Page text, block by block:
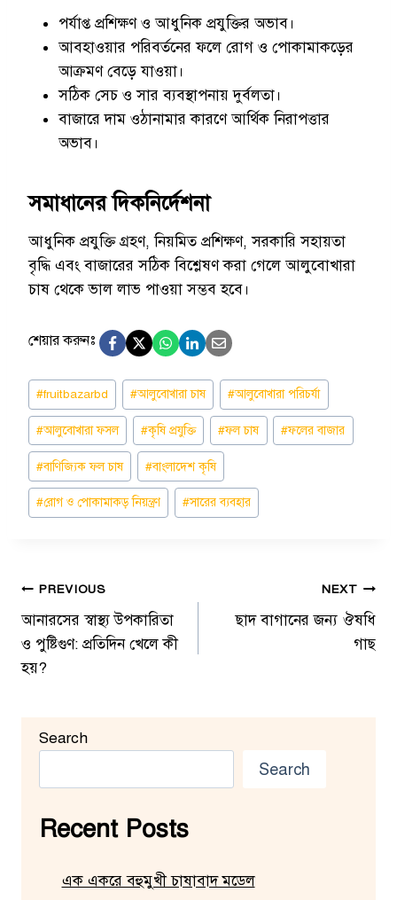
পর্যাপ্ত প্রশিক্ষণ ও আধুনিক প্রযুক্তির অভাব।
আবহাওয়ার পরিবর্তনের ফলে রোগ ও পোকামাকড়ের
আক্রমণ বেড়ে যাওয়া।
সঠিক সেচ ও সার ব্যবস্থাপনায় দুর্বলতা।
বাজারে দাম ওঠানামার কারণে আর্থিক নিরাপত্তার
অভাব।
সমাধানের দিকনির্দেশনা
আধুনিক প্রযুক্তি গ্রহণ, নিয়মিত প্রশিক্ষণ, সরকারি সহায়তা
বৃদ্ধি এবং বাজারের সঠিক বিশ্লেষণ করা গেলে আলুবোখারা
চাষ থেকে ভাল লাভ পাওয়া সম্ভব হবে।
শেয়ার করুনঃ
Post
Tags:
#fruitbazarbd #আলুবোখারা চাষ #আলুবোখারা পরিচর্যা
#আলুবোখারা ফসল #কৃষি প্রযুক্তি #ফল চাষ #ফলের বাজার
#বাণিজ্যিক ফল চাষ #বাংলাদেশ কৃষি
#রোগ ও পোকামাকড় নিয়ন্ত্রণ #সারের ব্যবহার
Post
navigation
PREVIOUS
আনারসের স্বাস্থ্য উপকারিতা
ও পুষ্টিগুণ: প্রতিদিন খেলে কী
হয়?
NEXT
ছাদ বাগানের জন্য ঔষধি
গাছ
Search
Search
Recent Posts
এক একরে বহুমুখী চাষাবাদ মডেল